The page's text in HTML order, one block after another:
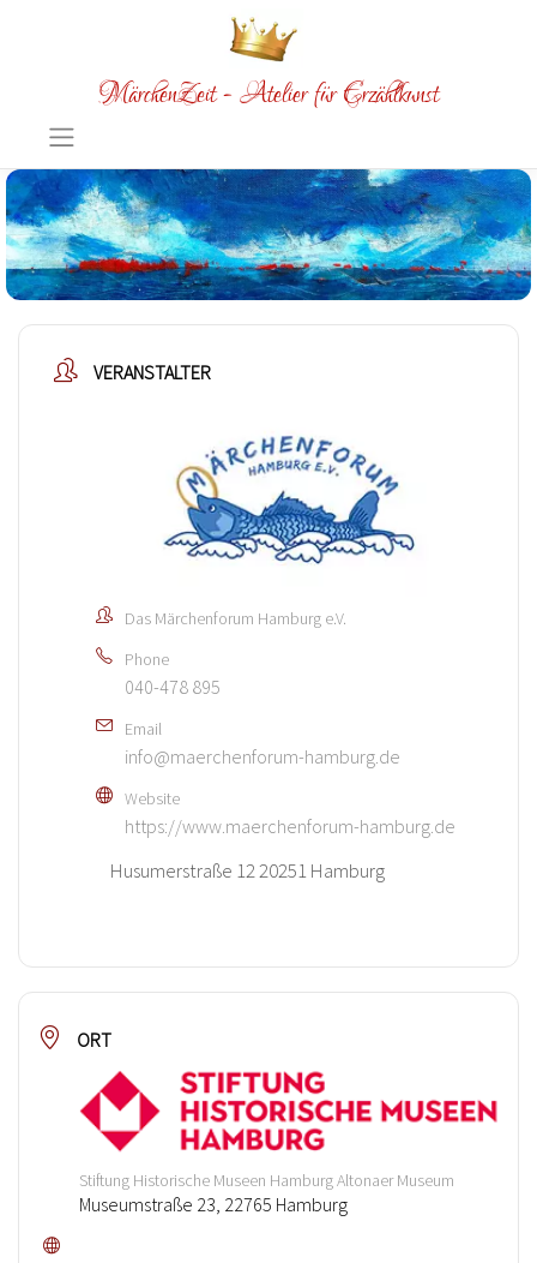
MärchenZeit - Atelier für Erzählkunst
VERANSTALTER
Das Märchenforum Hamburg e.V.
Phone
040-478 895
Email
info@maerchenforum-hamburg.de
Website
https://www.maerchenforum-hamburg.de
Husumerstraße 12 20251 Hamburg
ORT
Stiftung Historische Museen Hamburg Altonaer Museum
Museumstraße 23, 22765 Hamburg